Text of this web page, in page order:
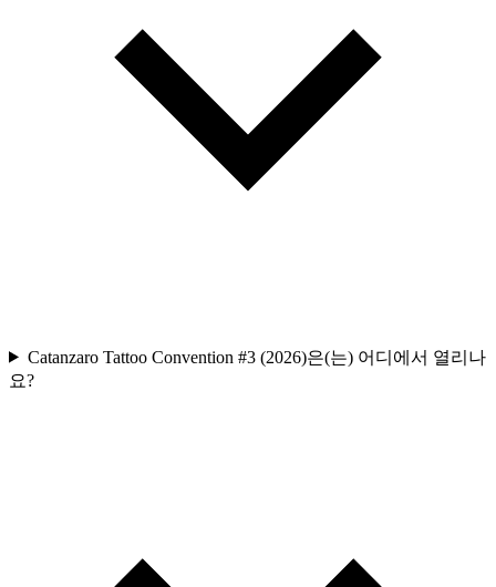
Catanzaro Tattoo Convention #3 (2026)은(는) 어디에서 열리나
요?